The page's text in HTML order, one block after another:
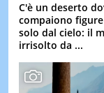
C'è un deserto
compaiono
solo dal cielo: il
irrisolto da ...